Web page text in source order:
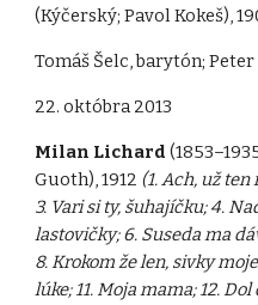
(Kýčerský; Pavol Kokeš),
Tomáš Šelc, barytón;
22. októbra 2013
Milan Lichard
Guoth), 1912 (1.Ach, už ten
3. Vari si ty, šuhajíčku; 4.
lastovičky; 6. Suseda ma
8. Krokom že len, sivky
lúke; 11. Moja mama; 12.